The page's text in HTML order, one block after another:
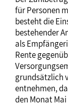
für Personen
besteht die
bestehender
als
Rente
grundsätzlich
entnehmen,
den Monat